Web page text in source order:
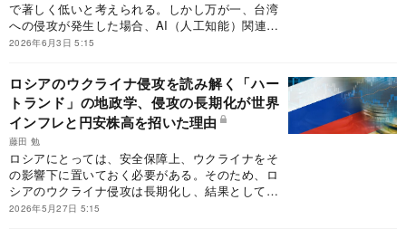
で著しく低いと考えられる。しかし万が一、台湾
への侵攻が発生した場合、AI（人工知能）関連企
業を中心に、世界の株式市場を大きく揺るがす事
2026年6月3日 5:15
ロシアのウクライナ侵攻を読み解く「ハー
トランド」の地政学、侵攻の長期化が世界
インフレと円安株高を招いた理由
藤田 勉
ロシアにとっては、安全保障上、ウクライナをそ
の影響下に置いておく必要がある。そのため、ロ
シアのウクライナ侵攻は長期化し、結果として、
世界の金融市場に対して大きな影響を与えてい
2026年5月27日 5:15